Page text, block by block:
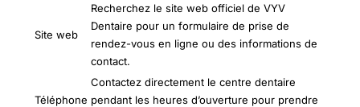
Site web
Recherchez le site web officiel de VYV
Dentaire pour un formulaire de prise de
rendez-vous en ligne ou des informations de
contact.
Téléphone
Contactez directement le centre dentaire
pendant les heures d’ouverture pour prendre